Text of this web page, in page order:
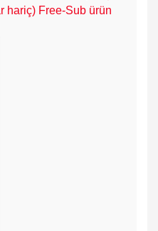
hariç) Free-Sub ürün